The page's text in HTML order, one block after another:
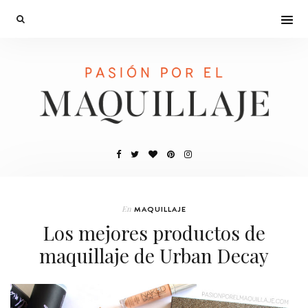
En MAQUILLAJE
Los mejores productos de
maquillaje de Urban Decay